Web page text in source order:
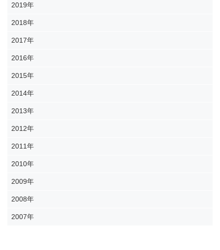
2019年
2018年
2017年
2016年
2015年
2014年
2013年
2012年
2011年
2010年
2009年
2008年
2007年